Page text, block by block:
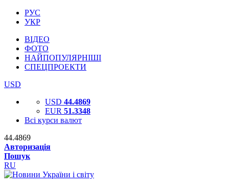
РУС
УКР
ВІДЕО
ФОТО
НАЙПОПУЛЯРНІШІ
СПЕЦПРОЕКТИ
USD
USD 44.4869
EUR 51.3348
Всі курси валют
44.4869
Авторизація
Пошук
RU